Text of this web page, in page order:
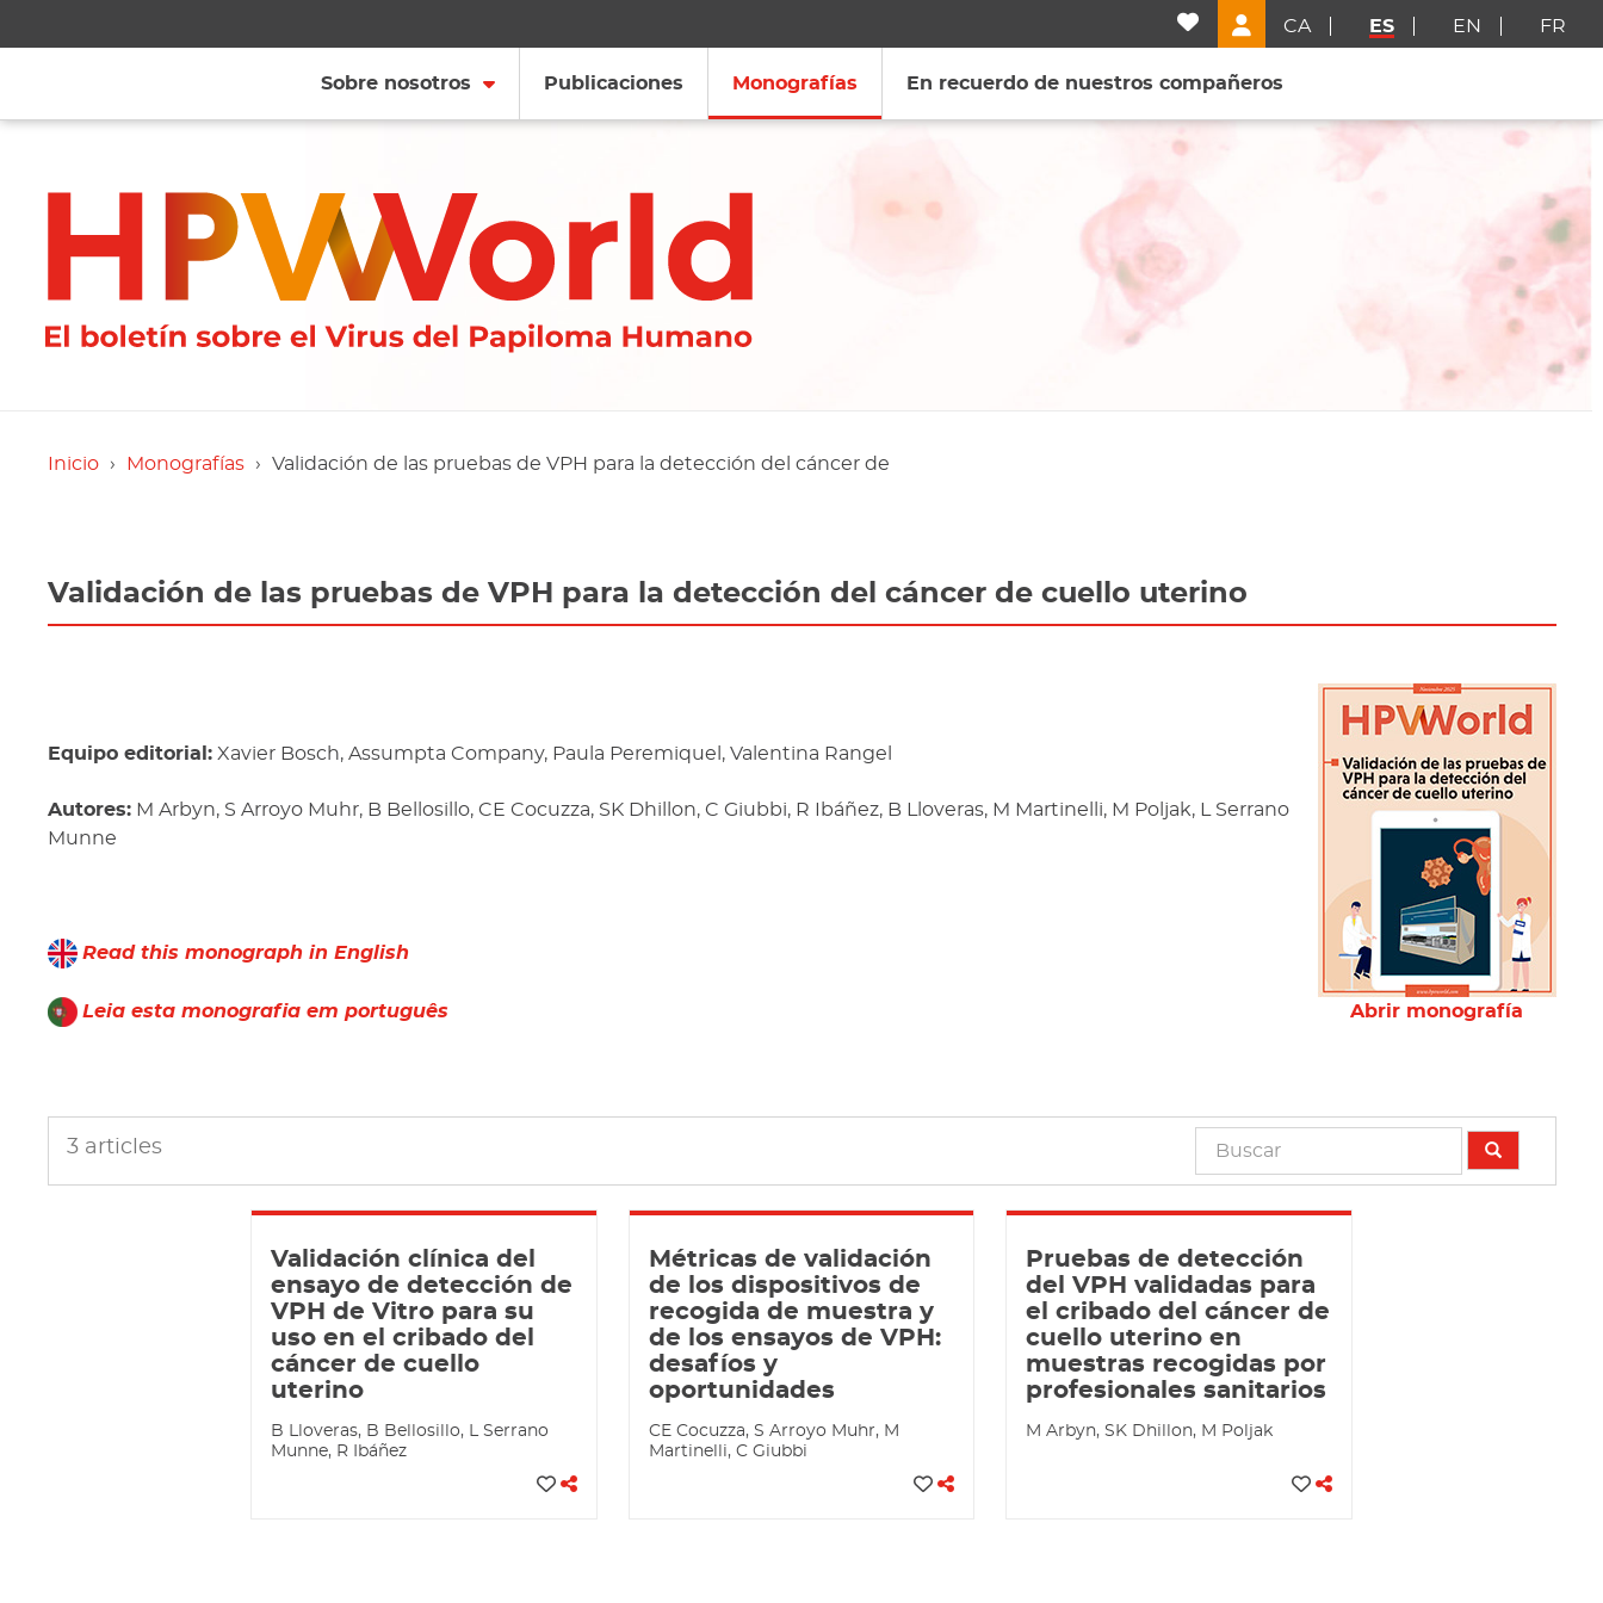
Inicio Monografías Validación de las pruebas de VPH para la detección del cáncer de
Validación de las pruebas de VPH para la detección del cáncer de cuello uterino
Equipo editorial:Xavier Bosch, Assumpta Company, Paula Peremiquel, Valentina Rangel
Autores:M Arbyn, S Arroyo Muhr, B Bellosillo, CE Cocuzza, SK Dhillon, C Giubbi, R Ibáñez, B Lloveras, M Martinelli, M Poljak, L Serrano
Munne
Read this monograph in English
Leia esta monografia em português Abrir monografía
3articles
Validación clínica del
ensayo de detección de
VPH de Vitro para su
uso en el cribado del
cáncer de cuello
uterino
B Lloveras, B Bellosillo, L Serrano
Munne, R Ibáñez
Métricas de validación
de los dispositivos de
recogida de muestra y
de los ensayos de VPH:
desafíos y
oportunidades
CE Cocuzza, S Arroyo Muhr, M
Martinelli, C Giubbi
Pruebas de detección
del VPH validadas para
el cribado del cáncer de
cuello uterino en
muestras recogidas por
profesionales sanitarios
M Arbyn, SK Dhillon, M Poljak
Sobre nosotros Publicaciones Monografías En recuerdo de nuestros compañeros
CA ES EN FR